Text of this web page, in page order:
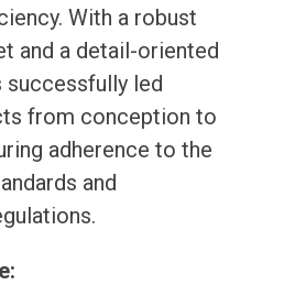
With a robust
and a detail-oriented
successfully led
from conception to
adherence to the
and